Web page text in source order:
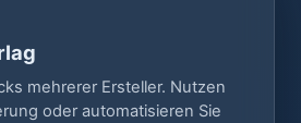
mehrerer Ersteller. Nutzen
oder automatisieren Sie